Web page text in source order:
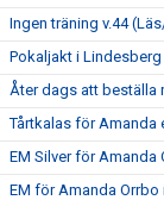
Ingen träning v.44
Pokaljakt i Lindesberg
Åter dags att beställa
Tårtkalas för Amanda
EM Silver för Amanda
EM för Amanda Orrbo